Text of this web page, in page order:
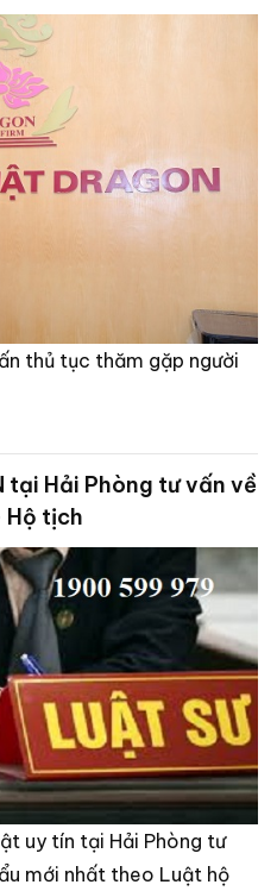
thủ tục thăm gặp người
tại Hải Phòng tư vấn về
Hộ tịch
uy tín tại Hải Phòng tư
mới nhất theo Luật hộ